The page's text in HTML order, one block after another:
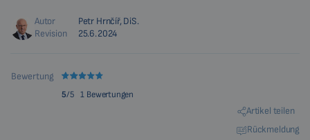
Autor
Petr Hrnčíř, DiS.
Revision
25.6.2024
Bewertung
5/5 1 Bewertungen
Artikel teilen
Rückmeldung